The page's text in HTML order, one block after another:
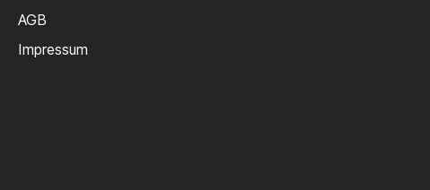
AGB
Impressum